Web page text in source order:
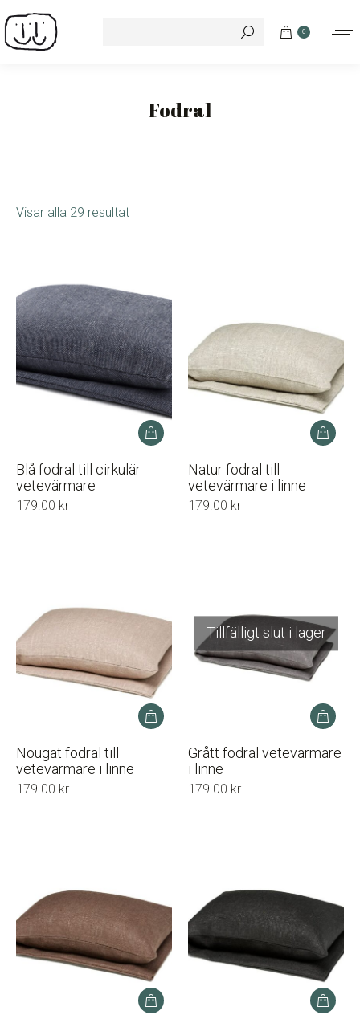
0
Fodral
Visar alla 29 resultat
Blå fodral till cirkulär
vetevärmare
179.00 kr
Natur fodral till
vetevärmare i linne
179.00 kr
Nougat fodral till
vetevärmare i linne
179.00 kr
Tillfälligt slut i lager
Grått fodral vetevärmare
i linne
179.00 kr